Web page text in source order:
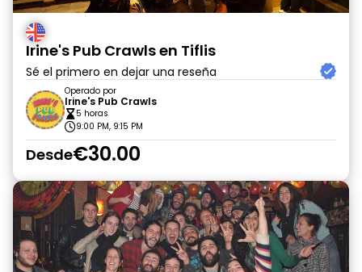
Irine's Pub Crawls en Tiflis
Sé el primero en dejar una reseña
Operado por
Irine's Pub Crawls
5 horas
9:00 PM, 9:15 PM
Desde€30.00